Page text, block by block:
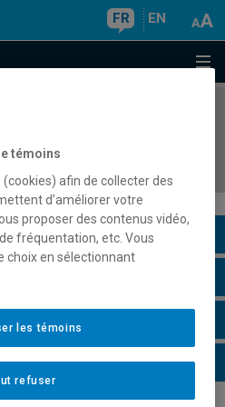
FR EN
témoins
afin de collecter des
d’améliorer votre
proposer des contenus vidéo,
fréquentation, etc. Vous
choix en sélectionnant
refuser
les témoins